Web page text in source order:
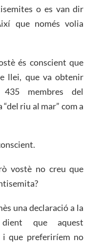
o es van dir
que només volia
és conscient que
llei, que va obtenir
membres del
riu al mar” com a
vostè no creu que
una declaració a la
que aquest
i que preferiríem no